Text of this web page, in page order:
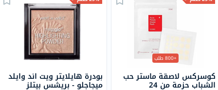
+800 طلب
كوسركس لاصقة ماستر حب
الشباب حزمة من 24
بودرة هايلايتر ويت اند وايلد
ميجاجلو - بريشس بيتلز